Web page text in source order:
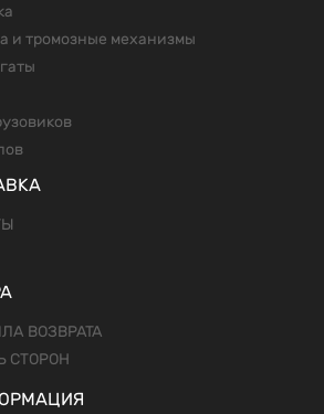
и тромозные механизмы
ВОЗВРАТА
СТОРОН